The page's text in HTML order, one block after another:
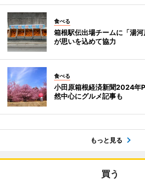
食べる
箱根駅伝出場チームに「湯
が思いを込めて協力
食べる
小田原箱根経済新聞2024
然中心にグルメ記事も
もっと見る
買う